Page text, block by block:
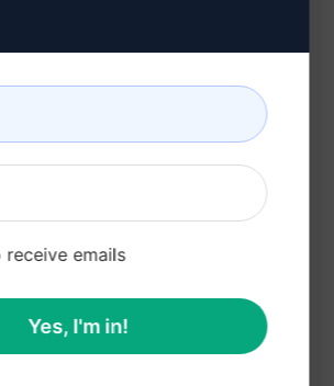
única y emocionante para
favoritos.
diferentes tramas y
cada capítulo.
habilidades de escritura
inspiración para los aficionados a
fanfiction.
receive emails
Yes, I'm in!